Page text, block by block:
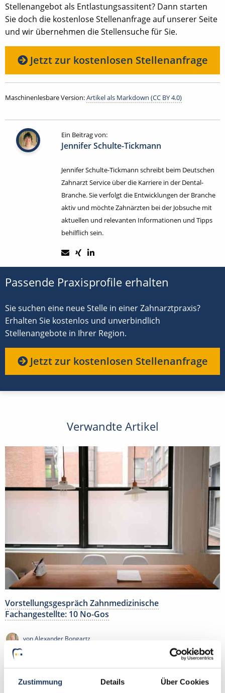
Zustimmung Details Über Cookies
Stellenangebot als Entlastungsassitent? Dann starten
Sie doch die kostenlose Stellenanfrage auf unserer Seite
und wir übernehmen die Stellensuche für Sie.
Jetzt zur kostenlosen Stellenanfrage
Maschinenlesbare Version:Artikel als Markdown (CC BY 4.0)
Ein Beitrag von:
Jennifer Schulte-Tickmann
Jennifer Schulte-Tickmann schreibt beim Deutschen
Zahnarzt Service über die Karriere in der Dental-
Branche. Sie verfolgt die Entwicklungen der Branche
aktiv und möchte Zahnärzten bei der Jobsuche mit
aktuellen und relevanten Informationen und Tipps
behilflich sein.
Passende Praxisprofile erhalten
Sie suchen eine neue Stelle in einer Zahnarztpraxis?
Erhalten Sie kostenlos und unverbindlich
Stellenangebote in Ihrer Region.
Jetzt zur kostenlosen Stellenanfrage
Verwandte Artikel
Vorstellungsgespräch Zahnmedizinische
Fachangestellte: 10 No-Gos
von Alexander Bongartz
Lesezeit: ca.
Fachangestellte (umgangssprachlich aus als …